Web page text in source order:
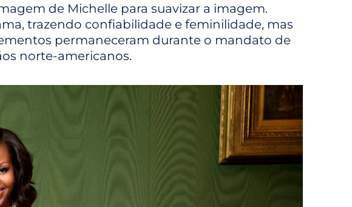
de Michelle para suavizar a imagem.
trazendo confiabilidade e feminilidade, mas
permaneceram durante o mandato de
norte-americanos.